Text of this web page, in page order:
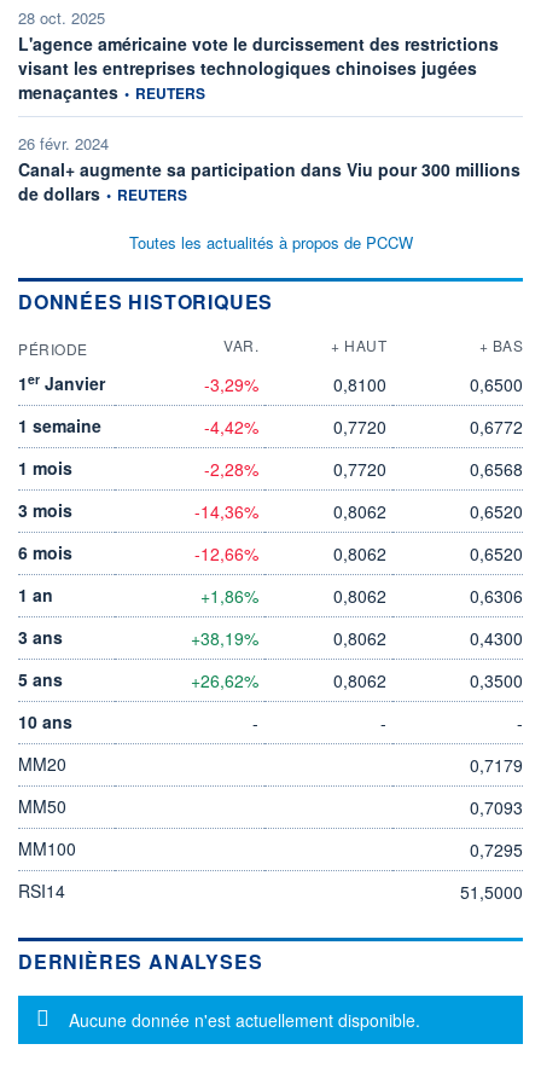
28 oct. 2025
L'agence américaine vote le durcissement des restrictions
visant les entreprises technologiques chinoises jugées
menaçantes information fournie par
• REUTERS
26 févr. 2024
Canal+ augmente sa participation dans Viu pour 300 millions
de dollars information fournie par
• REUTERS
Toutes les actualités à propos de PCCW
DONNÉES HISTORIQUES
PÉRIODE VAR. + HAUT + BAS
1er Janvier -3,29% 0,8100
0,6500
1 semaine
-4,42% 0,7720
0,6772
1 mois
-2,28% 0,7720
0,6568
3 mois
-14,36% 0,8062
0,6520
6 mois
-12,66% 0,8062
0,6520
1 an
+1,86% 0,8062
0,6306
3 ans
+38,19% 0,8062
0,4300
5 ans
+26,62% 0,8062
0,3500
10 ans
- -
-
MM20
0,7179
MM50
0,7093
MM100
0,7295
RSI14
51,5000
DERNIÈRES ANALYSES
Message d'information
Aucune donnée n'est actuellement disponible.